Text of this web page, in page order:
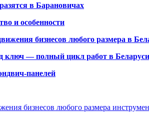
в Барановичах
и особенности
бизнесов любого размера в
ключ — полный цикл работ в Беларуси
панелей
бизнесов любого размера